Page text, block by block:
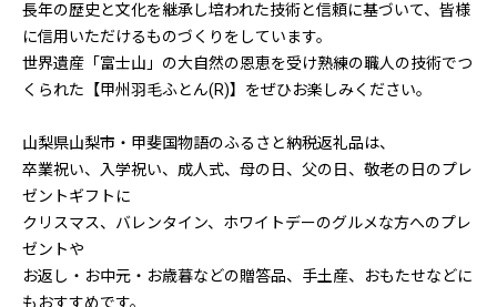
長年の歴史と文化を継承し培われた技術と信頼に基づいて、皆様
に信用いただけるものづくりをしています。
世界遺産「富士山」の大自然の恩恵を受け熟練の職人の技術でつ
くられた【甲州羽毛ふとん(R)】をぜひお楽しみください。
山梨県山梨市・甲斐国物語のふるさと納税返礼品は、
卒業祝い、入学祝い、成人式、母の日、父の日、敬老の日のプレ
ゼントギフトに
クリスマス、バレンタイン、ホワイトデーのグルメな方へのプレ
ゼントや
お返し・お中元・お歳暮などの贈答品、手土産、おもたせなどに
もおすすめです。